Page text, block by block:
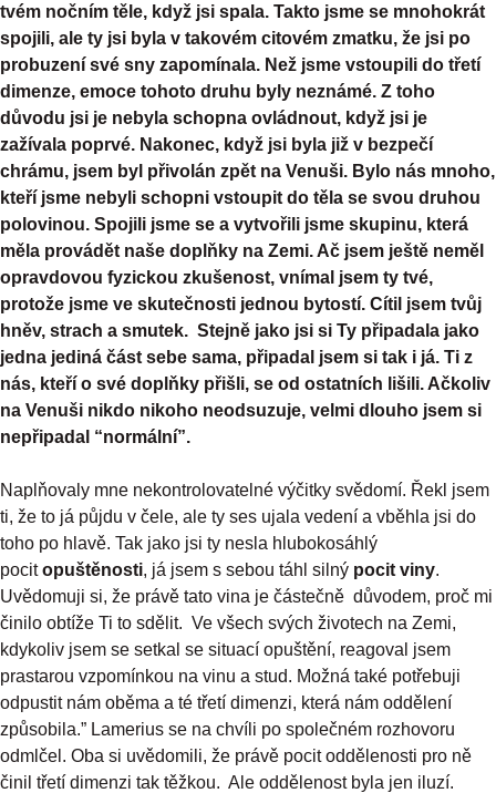
tvém nočním těle, když jsi spala. Takto jsme se mnohokrát
spojili, ale ty jsi byla v takovém citovém zmatku, že jsi po
probuzení své sny zapomínala. Než jsme vstoupili do třetí
dimenze, emoce tohoto druhu byly neznámé. Z toho
důvodu jsi je nebyla schopna ovládnout, když jsi je
zažívala poprvé. Nakonec, když jsi byla již v bezpečí
chrámu, jsem byl přivolán zpět na Venuši. Bylo nás mnoho,
kteří jsme nebyli schopni vstoupit do těla se svou druhou
polovinou. Spojili jsme se a vytvořili jsme skupinu, která
měla provádět naše doplňky na Zemi. Ač jsem ještě neměl
opravdovou fyzickou zkušenost, vnímal jsem ty tvé,
protože jsme ve skutečnosti jednou bytostí. Cítil jsem tvůj
hněv, strach a smutek. Stejně jako jsi si Ty připadala jako
jedna jediná část sebe sama, připadal jsem si tak i já. Ti z
nás, kteří o své doplňky přišli, se od ostatních lišili. Ačkoliv
na Venuši nikdo nikoho neodsuzuje, velmi dlouho jsem si
nepřipadal “normální”.
Naplňovaly mne nekontrolovatelné výčitky svědomí. Řekl jsem
ti, že to já půjdu v čele, ale ty ses ujala vedení a vběhla jsi do
toho po hlavě. Tak jako jsi ty nesla hlubokosáhlý
pocitopuštěnosti, já jsem s sebou táhl silný pocit viny.
Uvědomuji si, že právě tato vina je částečně důvodem, proč mi
činilo obtíže Ti to sdělit. Ve všech svých životech na Zemi,
kdykoliv jsem se setkal se situací opuštění, reagoval jsem
prastarou vzpomínkou na vinu a stud. Možná také potřebuji
odpustit nám oběma a té třetí dimenzi, která nám oddělení
způsobila.” Lamerius se na chvíli po společném rozhovoru
odmlčel. Oba si uvědomili, že právě pocit oddělenosti pro ně
činil třetí dimenzi tak těžkou. Ale oddělenost byla jen iluzí.